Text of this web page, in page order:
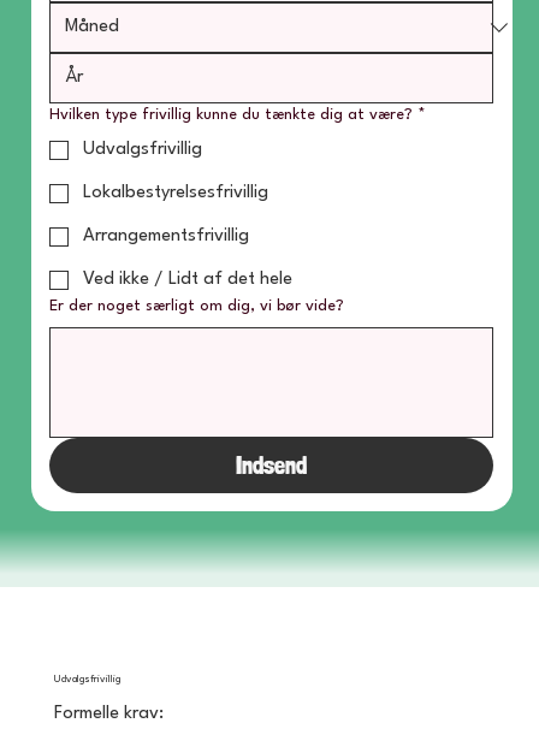
Hvilken type frivillig kunne du tænkte dig at være? *
Udvalgsfrivillig
Lokalbestyrelsesfrivillig
Arrangementsfrivillig
Ved ikke / Lidt af det hele
Er der noget særligt om dig, vi bør vide?
Indsend
Udvalgsfrivillig
Formelle krav: